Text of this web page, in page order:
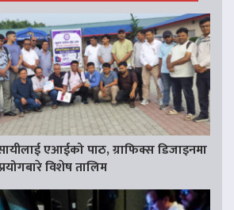
एआईको पाठ, ग्राफिक्स डिजाइनमा
विशेष तालिम